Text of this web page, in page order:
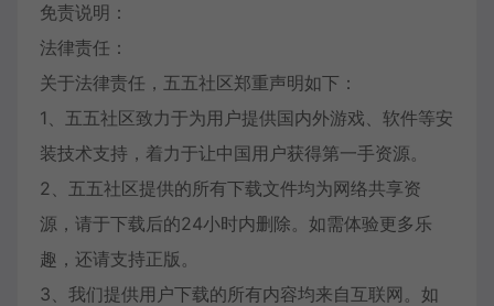
免责说明：
法律责任：
关于法律责任，五五社区郑重声明如下：
1、五五社区致力于为用户提供国内外游戏、软件等安
装技术支持，着力于让中国用户获得第一手资源。
2、五五社区提供的所有下载文件均为网络共享资
源，请于下载后的24小时内删除。如需体验更多乐
趣，还请支持正版。
3、我们提供用户下载的所有内容均来自互联网。如